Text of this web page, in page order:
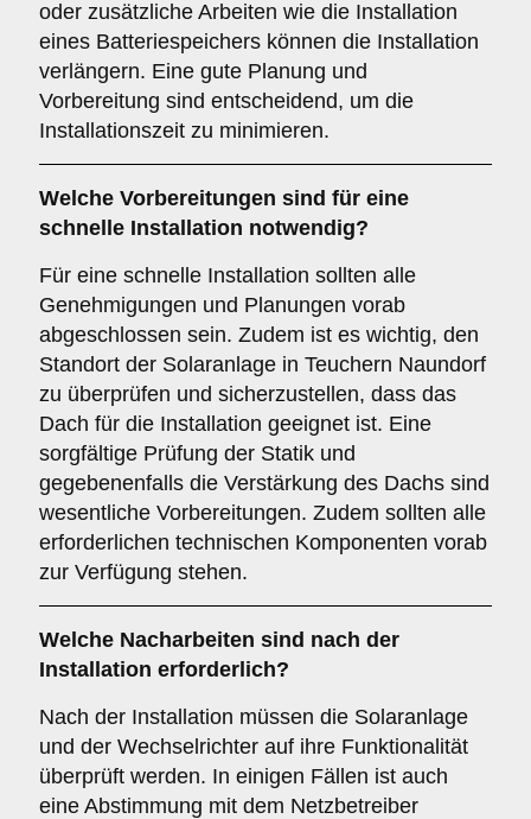
oder zusätzliche Arbeiten wie die Installation
eines Batteriespeichers können die Installation
verlängern. Eine gute Planung und
Vorbereitung sind entscheidend, um die
Installationszeit zu minimieren.
Welche Vorbereitungen sind für eine
schnelle Installation notwendig?
Für eine schnelle Installation sollten alle
Genehmigungen und Planungen vorab
abgeschlossen sein. Zudem ist es wichtig, den
Standort der Solaranlage in Teuchern Naundorf
zu überprüfen und sicherzustellen, dass das
Dach für die Installation geeignet ist. Eine
sorgfältige Prüfung der Statik und
gegebenenfalls die Verstärkung des Dachs sind
wesentliche Vorbereitungen. Zudem sollten alle
erforderlichen technischen Komponenten vorab
zur Verfügung stehen.
Welche Nacharbeiten sind nach der
Installation erforderlich?
Nach der Installation müssen die Solaranlage
und der Wechselrichter auf ihre Funktionalität
überprüft werden. In einigen Fällen ist auch
eine Abstimmung mit dem Netzbetreiber